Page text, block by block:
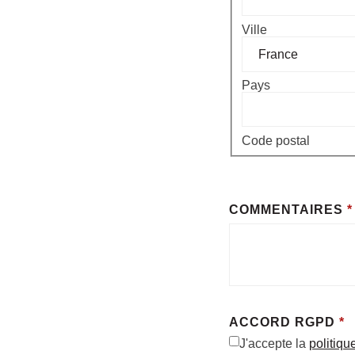
Ville
Pays
Code postal
COMMENTAIRES *
ACCORD RGPD *
J'accepte la